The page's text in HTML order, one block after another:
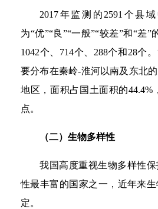
2017年监测的2591个县
为“优”“良”“一般”“较差”和“差”
1042个、714个、288个和28个
要分布在秦岭-淮河以南及东北
地区，面积占国土面积的44.4%
点。
（二）生物多样性
我国高度重视生物多样性
性最丰富的国家之一，近年来
定。